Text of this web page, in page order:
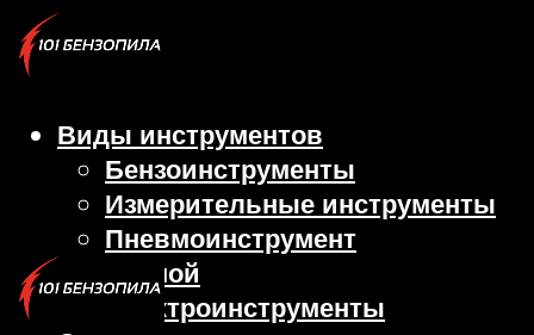
Виды инструментов
Бензоинструменты
Измерительные инструменты
Пневмоинструмент
Ручной
Электроинструменты